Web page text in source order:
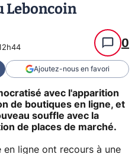
Leboncoin
0
Ajoutez-nous en favori
avec l'apparition
de boutiques en ligne, et
souffle avec la
de places de marché.
ligne ont recours à une